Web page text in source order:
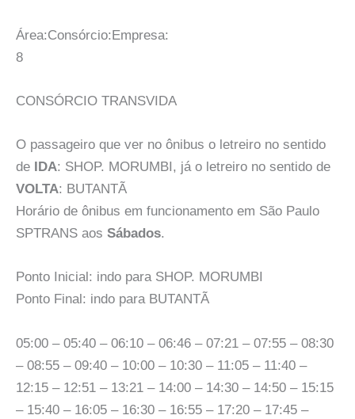
Área:Consórcio:Empresa:
8
CONSÓRCIO TRANSVIDA
O passageiro que ver no ônibus o letreiro no sentido
de
IDA: SHOP. MORUMBI, já o letreiro no sentido de
VOLTA: BUTANTÃ
Horário de ônibus em funcionamento em São Paulo
SPTRANS aos Sábados.
Ponto Inicial: indo para SHOP. MORUMBI
Ponto Final: indo para BUTANTÃ
05:00 – 05:40 – 06:10 – 06:46 – 07:21 – 07:55 – 08:30
– 08:55 – 09:40 – 10:00 – 10:30 – 11:05 – 11:40 –
12:15 – 12:51 – 13:21 – 14:00 – 14:30 – 14:50 – 15:15
– 15:40 – 16:05 – 16:30 – 16:55 – 17:20 – 17:45 –